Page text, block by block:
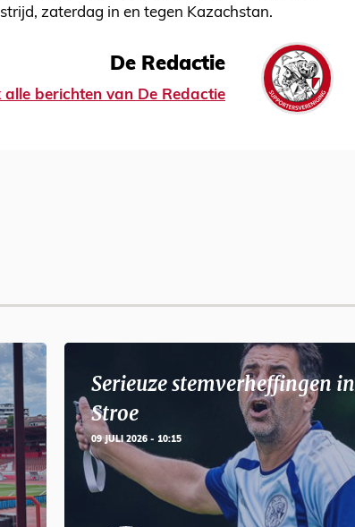
zaterdag in en tegen Kazachstan.
De Redactie
alle berichten van De Redactie
Serieuze stemverheffingen in
Stroe
09 JULI 2026 - 10:15